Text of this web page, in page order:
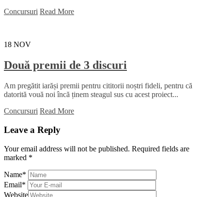
Concursuri Read More
18 NOV
Două premii de 3 discuri
Am pregătit iarăși premii pentru cititorii noștri fideli, pentru că
datorită vouă noi încă ținem steagul sus cu acest proiect...
Concursuri Read More
Leave a Reply
Your email address will not be published. Required fields are
marked *
Name*
Email*
Website